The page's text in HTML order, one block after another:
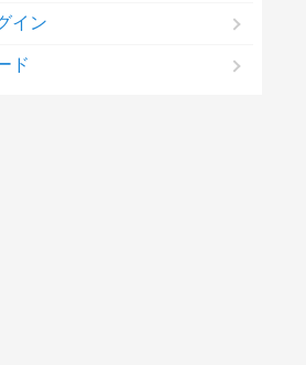
イン
ド